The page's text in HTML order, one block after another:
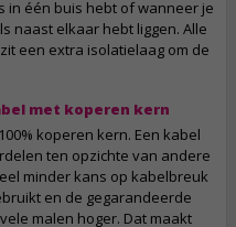
in één buis hebt of wanneer je
naast elkaar hebt liggen. Alle
een extra isolatielaag om de
met koperen kern
koperen kern. Een kabel
ten opzichte van andere
minder kans op kabelbreuk
en de gegarandeerde
malen hoger. Dat maakt